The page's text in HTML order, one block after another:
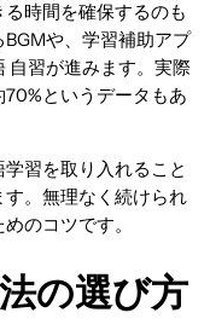
時間を確保するのも
や、学習補助アプ
自習が進みます。実際
というデータもあ
習を取り入れること
。無理なく続けられ
のコツです。
の選び方